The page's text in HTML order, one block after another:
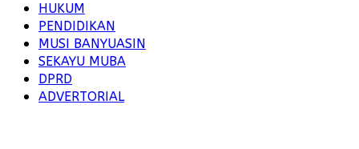
HUKUM
PENDIDIKAN
MUSI BANYUASIN
SEKAYU MUBA
DPRD
ADVERTORIAL